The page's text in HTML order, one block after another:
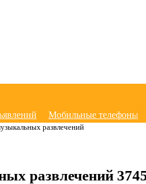
Мобильные телефоны
развлечений
развлечений